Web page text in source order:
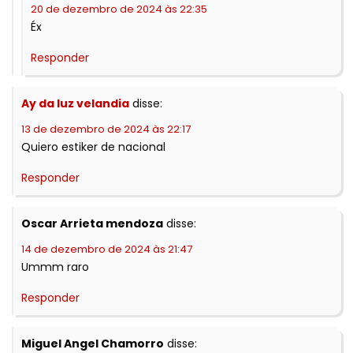
20 de dezembro de 2024 às 22:35
Éx
Responder
Ay da luz velandia disse:
13 de dezembro de 2024 às 22:17
Quiero estiker de nacional
Responder
Oscar Arrieta mendoza disse:
14 de dezembro de 2024 às 21:47
Ummm raro
Responder
Miguel Angel Chamorro disse: